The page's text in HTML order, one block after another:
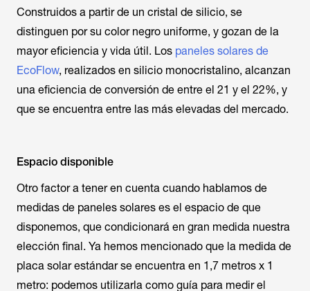
Construidos a partir de un cristal de silicio, se
distinguen por su color negro uniforme, y gozan de la
mayor eficiencia y vida útil. Los paneles solares de
EcoFlow, realizados en silicio monocristalino, alcanzan
una eficiencia de conversión de entre el 21 y el 22%, y
que se encuentra entre las más elevadas del mercado.
Espacio disponible
Otro factor a tener en cuenta cuando hablamos de
medidas de paneles solares es el espacio de que
disponemos, que condicionará en gran medida nuestra
elección final. Ya hemos mencionado que la medida de
placa solar estándar se encuentra en 1,7 metros x 1
metro: podemos utilizarla como guía para medir el